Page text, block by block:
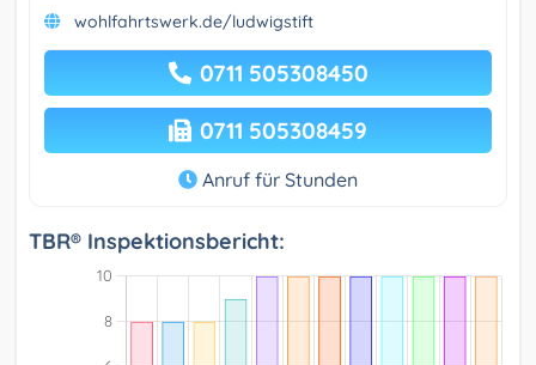
wohlfahrtswerk.de/ludwigstift
0711 505308450
0711 505308459
Anruf für Stunden
TBR® Inspektionsbericht: